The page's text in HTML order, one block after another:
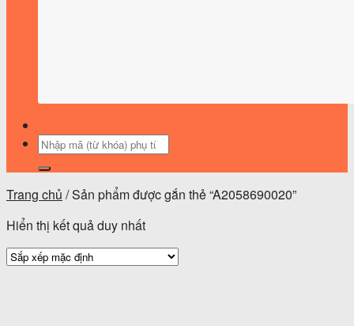
Tìm
Trang chủ /Sản phẩm được gắn thẻ “A2058690020”
Hiển thị kết quả duy nhất